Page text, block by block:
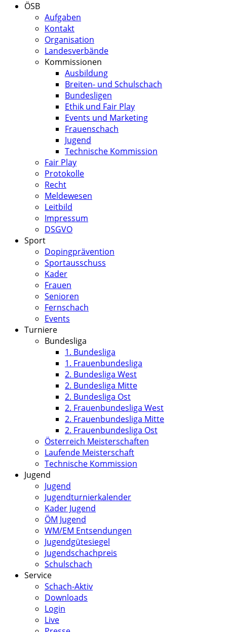
ÖSB
Aufgaben
Kontakt
Organisation
Landesverbände
Kommissionen
Ausbildung
Breiten- und Schulschach
Bundesligen
Ethik und Fair Play
Events und Marketing
Frauenschach
Jugend
Technische Kommission
Fair Play
Protokolle
Recht
Meldewesen
Leitbild
Impressum
DSGVO
Sport
Dopingprävention
Sportausschuss
Kader
Frauen
Senioren
Fernschach
Events
Turniere
Bundesliga
1. Bundesliga
1. Frauenbundesliga
2. Bundesliga West
2. Bundesliga Mitte
2. Bundesliga Ost
2. Frauenbundesliga West
2. Frauenbundesliga Mitte
2. Frauenbundesliga Ost
Österreich Meisterschaften
Laufende Meisterschaft
Technische Kommission
Jugend
Jugend
Jugendturnierkalender
Kader Jugend
ÖM Jugend
WM/EM Entsendungen
Jugendgütesiegel
Jugendschachpreis
Schulschach
Service
Schach-Aktiv
Downloads
Login
Live